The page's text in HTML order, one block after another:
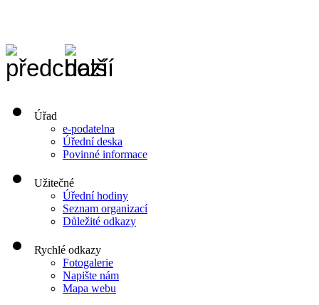
Úřad
e-podatelna
Úřední deska
Povinné informace
Užitečné
Úřední hodiny
Seznam organizací
Důležité odkazy
Rychlé odkazy
Fotogalerie
Napište nám
Mapa webu